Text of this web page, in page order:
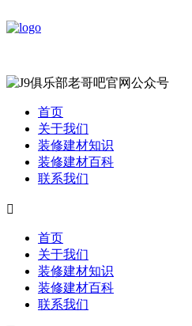
首页
关于我们
装修建材知识
装修建材百科
联系我们

首页
关于我们
装修建材知识
装修建材百科
联系我们